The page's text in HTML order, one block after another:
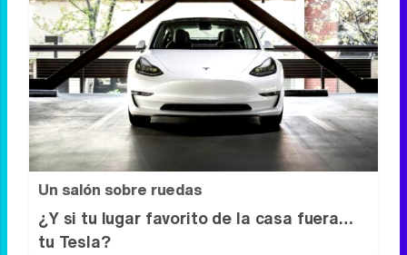
Un salón sobre ruedas
¿Y si tu lugar favorito de la casa fuera…
tu Tesla?